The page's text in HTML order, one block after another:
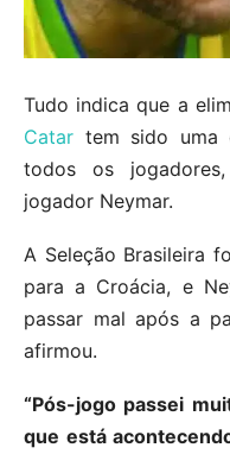
Tudo indica que a
Catar tem sido uma
todos os
jogador Neymar.
A Seleção Brasileira
para a Croácia, e
passar mal após a
afirmou.
“Pós-jogo passei
que está